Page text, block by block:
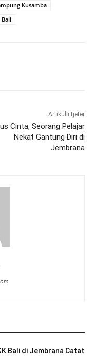
Kusamba
Artikulli tjetër
Cinta, Seorang Pelajar
Nekat Gantung Diri di
Jembrana
Bali di Jembrana Catat